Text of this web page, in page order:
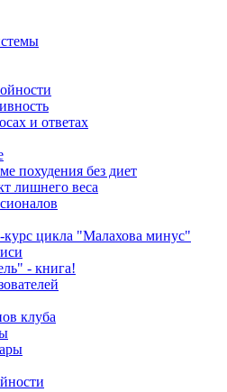
и ответах
похудения без диет
лишнего веса
цикла "Малахова минус"
- книга!
клуба